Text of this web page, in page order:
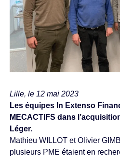
Lille, le 12 mai 2023
Les équipes In Extenso
MECACTIFS dans
Léger.
Mathieu WILLOT et Olivier
plusieurs PME étaient en